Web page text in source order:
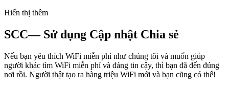
Hiển thị thêm
SCC— Sử dụng Cập nhật Chia sẻ
Nếu bạn yêu thích WiFi miễn phí như chúng tôi và muốn giúp
người khác tìm WiFi miễn phí và đáng tin cậy, thì bạn đã đến đúng
nơi rồi. Người thật tạo ra hàng triệu WiFi mới và bạn cũng có thể!